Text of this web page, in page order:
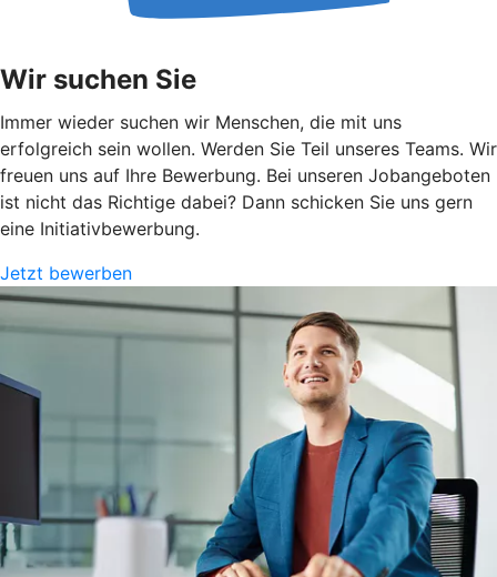
Wir suchen Sie
Immer wieder suchen wir Menschen, die mit uns
erfolgreich sein wollen. Werden Sie Teil unseres Teams. Wir
freuen uns auf Ihre Bewerbung. Bei unseren Jobangeboten
ist nicht das Richtige dabei? Dann schicken Sie uns gern
eine Initiativbewerbung.
Jetzt bewerben